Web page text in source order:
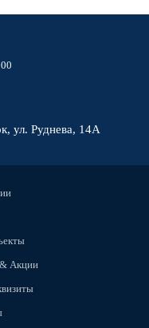
ул. Руднева, 14А
Акции